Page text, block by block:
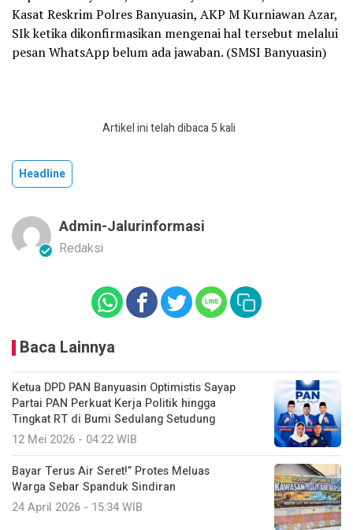
Kasat Reskrim Polres Banyuasin, AKP M Kurniawan Azar,
SIk ketika dikonfirmasikan mengenai hal tersebut melalui
pesan WhatsApp belum ada jawaban. (SMSI Banyuasin)
Artikel ini telah dibaca 5 kali
Headline
Admin-Jalurinformasi
Redaksi
Baca Lainnya
Ketua DPD PAN Banyuasin Optimistis Sayap
Partai PAN Perkuat Kerja Politik hingga
Tingkat RT di Bumi Sedulang Setudung
12 Mei 2026 - 04:22 WIB
Bayar Terus Air Seret!” Protes Meluas
Warga Sebar Spanduk Sindiran
24 April 2026 - 15:34 WIB